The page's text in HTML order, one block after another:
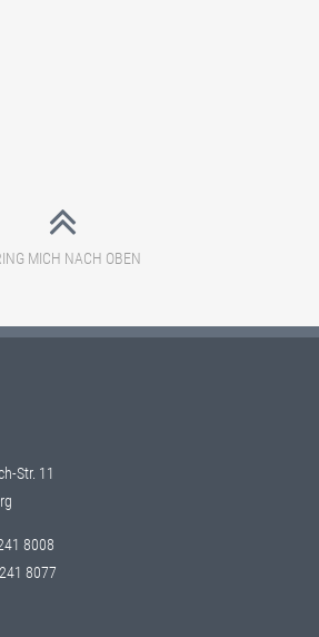
MICH NACH OBEN
Str. 11
8008
8077